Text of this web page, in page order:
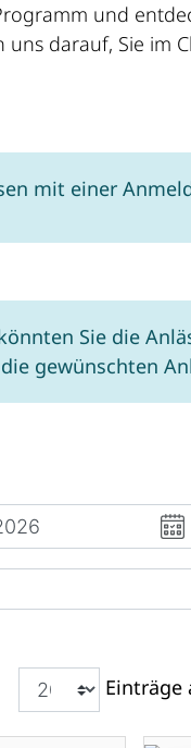
und
darauf, Sie im
mit einer
Sie die
gewünschten
Einträge